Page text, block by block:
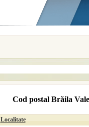
Cod postal Brăila
Localitate